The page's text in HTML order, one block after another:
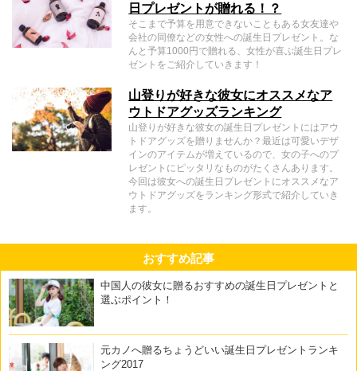
日プレゼントが贈れる！？
そこまで予算を用意できないこともある女友達や
会社の同僚などの女性への誕生日プレゼント。な
んと予算1000円で贈れる、女性が喜ぶ誕生日プレ
ゼントをご紹介していきます！
山登りが好きな彼女にオススメなア
ウトドアグッズランキング
山登りが好きな彼女の誕生日プレゼントにはアウ
トドアグッズを贈りませんか？最近は可愛いデザ
インのアイテムが増えているので、女の子へのプ
レゼントにピッタリなものがたくさんあります。
今回は彼女への誕生日プレゼントにオススメなア
ウトドアグッズをランキング形式で紹介していき
ます。
おすすめ記事
中国人の彼女に贈るおすすめの誕生日プレゼントと
選ぶポイント！
元カノへ贈るちょうどいい誕生日プレゼントランキ
ング2017